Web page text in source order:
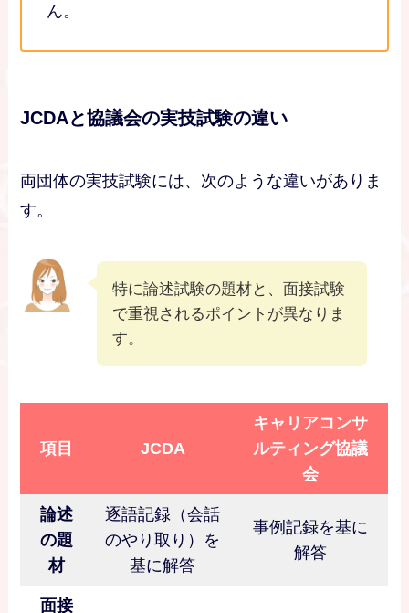
ん。
JCDAと協議会の実技試験の違い
両団体の実技試験には、次のような違いがありま
す。
特に論述試験の題材と、面接試験
で重視されるポイントが異なりま
す。
項目 JCDA
キャリアコンサ
ルティング協議
会
論述
の題
材
逐語記録（会話
のやり取り）を
基に解答
事例記録を基に
解答
面接